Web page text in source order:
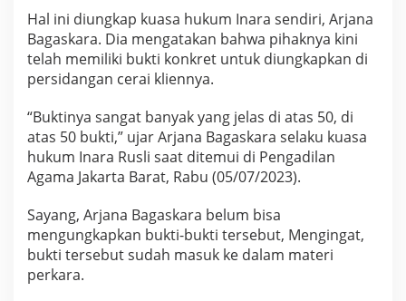
r
s
i
d
a
g
a
n
Hal ini diungkap kuasa hukum Inara sendiri, Arjana
Bagaskara. Dia mengatakan bahwa pihaknya kini
telah memiliki bukti konkret untuk diungkapkan di
persidangan cerai kliennya.
“Buktinya sangat banyak yang jelas di atas 50, di
atas 50 bukti,” ujar Arjana Bagaskara selaku kuasa
hukum Inara Rusli saat ditemui di Pengadilan
Agama Jakarta Barat, Rabu (05/07/2023).
Sayang, Arjana Bagaskara belum bisa
mengungkapkan bukti-bukti tersebut, Mengingat,
bukti tersebut sudah masuk ke dalam materi
perkara.